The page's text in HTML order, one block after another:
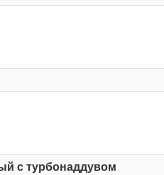
с турбонаддувом